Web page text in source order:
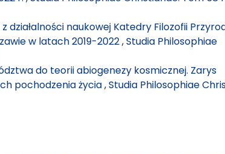
działalności naukowej Katedry Filozofii
w latach 2019-2022,Studia Philosophiae
do teorii abiogenezy kosmicznej. Zarys
pochodzenia życia,Studia Philosophiae